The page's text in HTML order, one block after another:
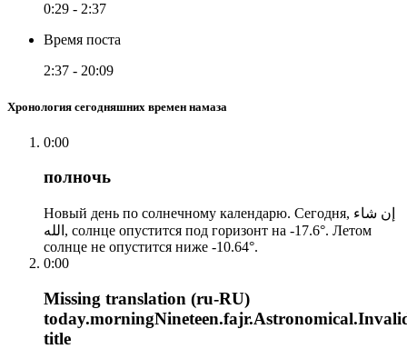
0:29 - 2:37
Время поста
2:37 - 20:09
Хронология сегодняшних времен намаза
0:00
полночь
Новый день по солнечному календарю. Сегодня, إن شاء
الله, солнце опустится под горизонт на -17.6°. Летом
солнце не опустится ниже -10.64°.
0:00
Missing translation (ru-RU)
title